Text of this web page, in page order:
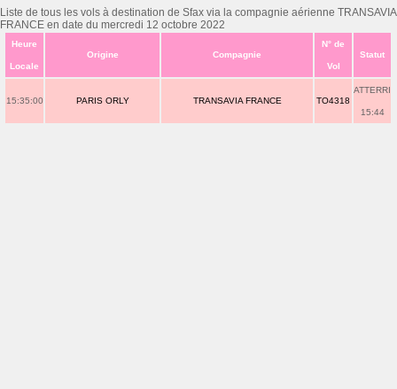
Liste de tous les vols à destination de Sfax via la compagnie aérienne TRANSAVIA
FRANCE en date du mercredi 12 octobre 2022
Heure
Locale
Origine Compagnie
N° de
Vol
Statut
15:35:00 PARIS ORLY TRANSAVIA FRANCE TO4318
ATTERRI
15:44